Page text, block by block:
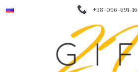
+38-096-691-